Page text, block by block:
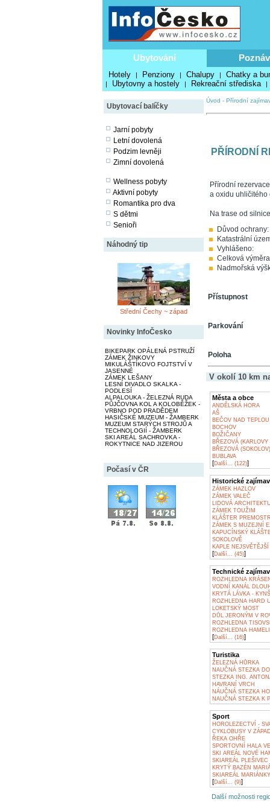
Ubytování
Hotely | Penziony | Chalupy | Chatky a
| Ubytovny a hostely | Rekreační střediska |
Ubytovací balíčky
Jarní pobyty
Letní dovolená
Podzim levněji
Zimní dovolená
Wellness pobyty
Aktivní pobyty
Romantika pro dva
S dětmi
Senioři
Náhodný tip
Střední Čechy ~ západ
Novinky InfoČesko
BIKEPARK OPÁLENÁ PSTRUŽÍ
ZÁMEK ŽINKOVY
MIKULÁŠTÍKOVO FOJTSTVÍ V
JASENNÉ
ZÁMEK LEŠANY
LESNÍ DIVADLO SKALKA -
PODLESÍ
ALPALOUKA - ŽELEZNÁ RUDA
PŮJČOVNA KOL A KOLOBĚŽEK -
VRBNO POD PRADĚDEM
HASIČSKÉ MUZEUM - ŽAMBERK
MUZEUM STARÝCH STROJŮ A
TECHNOLOGIÍ - ŽAMBERK
SKI AREÁL SACHROVKA -
ROKYTNICE NAD JIZEROU
Počasí v ČR
Úvod - Přírodní
PŘÍRODNÍ
Přírodní
a oxidu uhličitého
Na trase od
Důvod ochrany:
Katastrální
Vyhlášeno:
Celková
Nadmořská
Přístupnost
Parkování
Poloha
V okolí 10 km
Města a obce
ANDĚLSKÁ HORA
AŠ
BEČOV NAD TEPLOU
BOCHOV
BOŽIČANY
BŘEZOVÁ (KARLOVY
BŘEZOVÁ (SOKOLOV)
BUBLAVA
[Další... (122)]
Historické
ZÁMEK HAZLOV
ZÁMEK VALEČ
LIDOVÁ
ZÁMEK TOUŽIM
KLÁŠTER
ZÁMEK S MUZEJNÍ
KAPUCÍNSKÝ
SOKOLOVĚ
KAPLE
[Další... (45)]
Technické
ROZHLEDNA
VODNÍ KANÁL
KRYTÁ LÁVKA -
ROZHLEDNA HARD
LOKETSKÝ MOST
DŮL JERONÝM V
ROZHLEDNA
ROZHLEDNA
[Další... (16)]
Turistika
ŽELEZNÁ HŮRKA
NAUČNÁ STEZKA
STEZKA ING.
HAVRANÍ VRCH
NÁUČNÁ STEZKA
NAUČNÁ STEZKA K
Sport
HOROLEZECTVÍ -
CYKLOBUSY V
ŘEKA OHŘE
SPORTOVNÍ HALA
SKI AREÁL NOVÉ
SKIAREÁL PLEŠIVEC
KRYTÝ BAZÉN
SKIAREÁL MARIÁNKY
[Další... (9)]
Další možnosti